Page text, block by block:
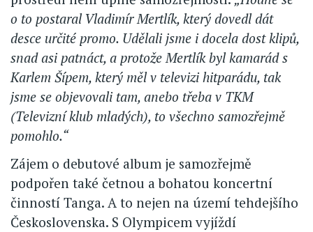
o to postaral Vladimír Mertlík, který dovedl dát
desce určité promo. Udělali jsme i docela dost klipů,
snad asi patnáct, a protože Mertlík byl kamarád s
Karlem Šípem, který měl v televizi hitparádu, tak
jsme se objevovali tam, anebo třeba v TKM
(Televizní klub mladých), to všechno samozřejmě
pomohlo.“
Zájem o debutové album je samozřejmě
podpořen také četnou a bohatou koncertní
činností Tanga. A to nejen na území tehdejšího
Československa. S Olympicem vyjíždí